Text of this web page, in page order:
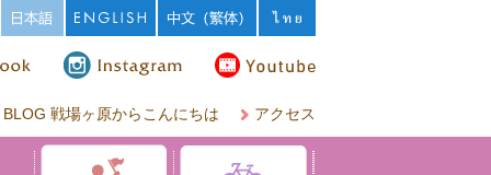
BLOG 戦場ヶ原からこんにちは アクセス